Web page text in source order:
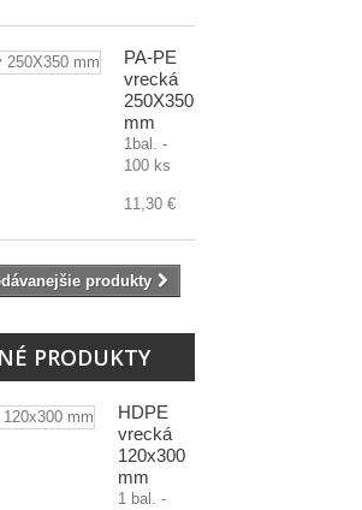
PA-PE
vrecká
250X350
mm
1bal. -
100 ks
11,30 €
produkty
PRODUKTY
HDPE
vrecká
120x300
mm
1 bal. -